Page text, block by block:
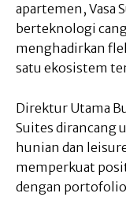
apartemen, Vasa
berteknologi
menghadirkan
satu ekosistem
Direktur Utama
Suites dirancang
hunian dan
memperkuat
dengan